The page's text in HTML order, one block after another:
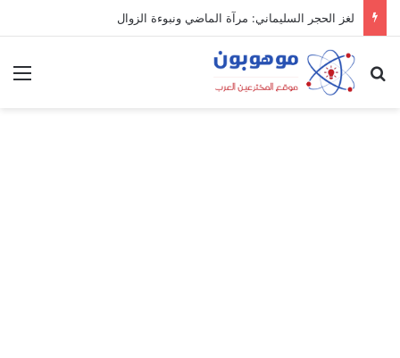
لغز الحجر السليماني: مرآة الماضي ونبوءة الزوال
بحث عن